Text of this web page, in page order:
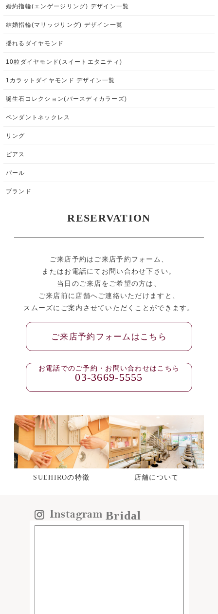
婚約指輪(エンゲージリング) デザイン一覧
結婚指輪(マリッジリング) デザイン一覧
揺れるダイヤモンド
10粒ダイヤモンド(スイートエタニティ)
1カラットダイヤモンド デザイン一覧
誕生石コレクション(バースディカラーズ)
ペンダントネックレス
リング
ピアス
パール
ブランド
RESERVATION
ご来店予約はご来店予約フォーム、
またはお電話にてお問い合わせ下さい。
当日のご来店をご希望の方は、
ご来店前に店舗へご連絡いただけますと、
スムーズにご案内させていただくことができます。
ご来店予約フォームはこちら
お電話でのご予約・お問い合わせはこちら
03-3669-5555
SUEHIROの特徴 店舗について
Bridal